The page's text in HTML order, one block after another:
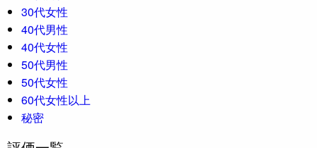
30代女性
40代男性
40代女性
50代男性
50代女性
60代女性以上
秘密